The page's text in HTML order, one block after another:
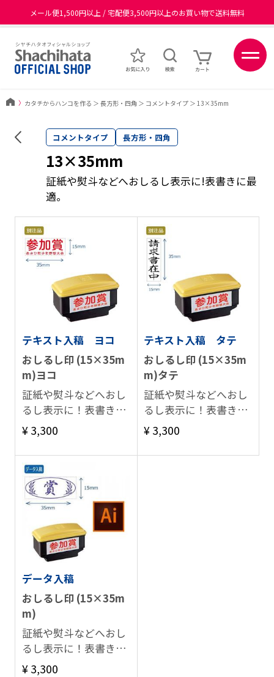
メール便1,500円以上 / 宅配便3,500円以上のお買い物で送料無料
ポイントが貯まる、使える、会員限定ポイントプログラム
〉 カタチからハンコを作る ＞ 長方形・四角 ＞ コメントタイプ＞ 13×35mm
コメントタイプ 長方形・四角
13×35mm
証紙や熨斗などへおしるし表示に!表書きに最
適。
テキスト入稿 ヨコ
おしるし印 (15×35m
m)ヨコ
証紙や熨斗などへおし
るし表示に！表書きに
最適。
¥ 3,300
テキスト入稿 タテ
おしるし印 (15×35m
m)タテ
証紙や熨斗などへおし
るし表示に！表書きに
最適。
¥ 3,300
データ入稿
おしるし印 (15×35m
m)
証紙や熨斗などへおし
るし表示に！表書きに
最適。
¥ 3,300